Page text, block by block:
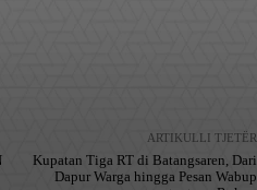
ARTIKULLI TJETËR
Kupatan Tiga RT di Batangsaren, Dari
Dapur Warga hingga Pesan Wabup